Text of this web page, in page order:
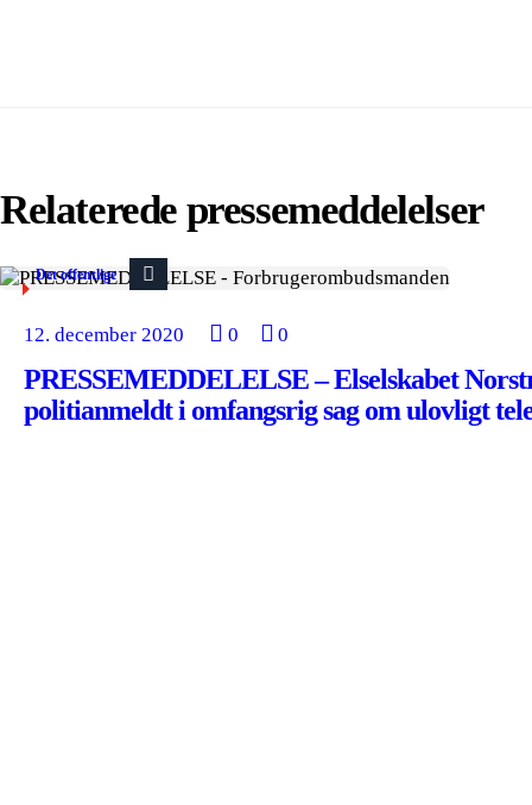
Relaterede pressemeddelelser
Det offentlige
12. december 2020 0 0
PRESSEMEDDELELSE – Elselskabet
politianmeldt i omfangsrig sag om ulovligt